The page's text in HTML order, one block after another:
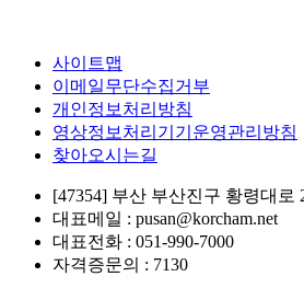
사이트맵
이메일무단수집거부
개인정보처리방침
영상정보처리기기운영관리방침
찾아오시는길
[47354] 부산 부산진구 황령대로
대표메일 : pusan@korcham.net
대표전화 : 051-990-7000
자격증문의 : 7130